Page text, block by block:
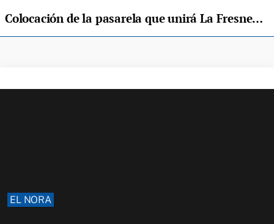
Colocación de la pasarela que unirá La Fresneda con Lugones
EL NORA